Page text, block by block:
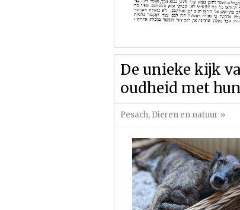
De unieke kijk
oudheid met
Pesach, Dieren en natuur »